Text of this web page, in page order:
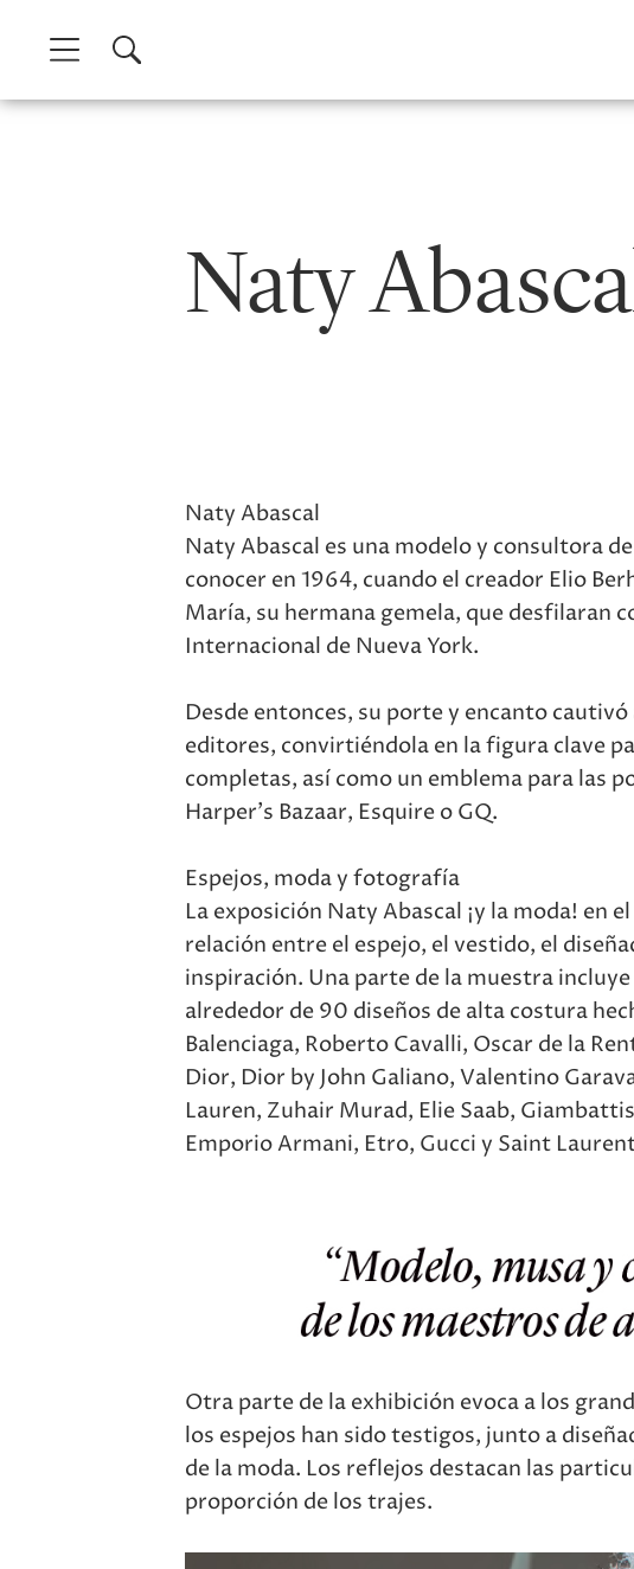
Skip
Naty
Naty Abascal
Naty Abascal es una modelo y consultora
conocer en 1964, cuando el creador Elio
María, su hermana gemela, que desfilaran
Internacional de Nueva York.
Desde entonces, su porte y encanto
editores, convirtiéndola en la figura clave
completas, así como un emblema para las
Harper’s Bazaar, Esquire o GQ.
Espejos, moda y fotografía
La exposición Naty Abascal ¡y la moda! en
relación entre el espejo, el vestido, el
inspiración. Una parte de la muestra
alrededor de 90 diseños de alta costura
Balenciaga, Roberto Cavalli, Oscar de la
Dior, Dior by John Galiano, Valentino
Lauren, Zuhair Murad, Elie Saab,
Emporio Armani, Etro, Gucci y Saint
Otra parte de la exhibición evoca a los
los espejos han sido testigos, junto a
de la moda. Los reflejos destacan las
proporción de los trajes.